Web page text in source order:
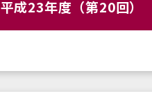
平成23年度（第20回）